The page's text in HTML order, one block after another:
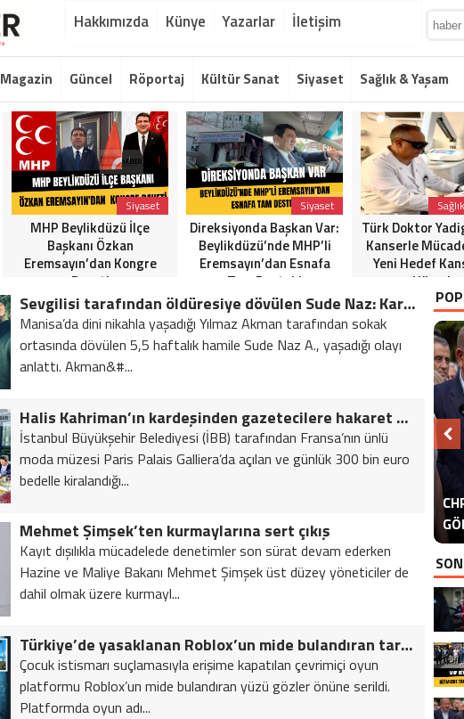
Hakkımızda Künye Yazarlar İletişim
Magazin Güncel Röportaj Kültür Sanat Siyaset Sağlık & Yaşam
Siyaset
MHP Beylikdüzü İlçe
Başkanı Özkan
Eremsayın’dan Kongre
Daveti
Siyaset
Direksiyonda Başkan Var:
Beylikdüzü’nde MHP’li
Eremsayın’dan Esnafa
Tam Destek!
Türk Doktor
Kanserle
Yeni Hedef
Sevgilisi tarafından öldüresiye dövülen Sude Naz: Karnımdaki bebeği aldıracağım
Manisa’da dini nikahla yaşadığı Yılmaz Akman tarafından sokak
ortasında dövülen 5,5 haftalık hamile Sude Naz A., yaşadığı olayı
anlattı. Akman&#...
Halis Kahriman’ın kardeşinden gazetecilere hakaret ve tehdit
İstanbul Büyükşehir Belediyesi (İBB) tarafından Fransa’nın ünlü
moda müzesi Paris Palais Galliera’da açılan ve günlük 300 bin euro
bedelle kiralandığı...
Mehmet Şimşek’ten kurmaylarına sert çıkış
Kayıt dışılıkla mücadelede denetimler son sürat devam ederken
Hazine ve Maliye Bakanı Mehmet Şimşek üst düzey yöneticiler de
dahil olmak üzere kurmayl...
Türkiye’de yasaklanan Roblox’un mide bulandıran tarafı ortaya çıktı
Çocuk istismarı suçlamasıyla erişime kapatılan çevrimiçi oyun
platformu Roblox’un mide bulandıran yüzü gözler önüne serildi.
Platformda oyun adı...